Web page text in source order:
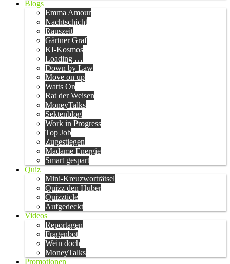
Blogs
Emma Amour
Nachtschicht
Rauszeit
Gärtner Graf
KI-Kosmos
Loading …
Down by Law
Move on up
Watts On
Rat der Weisen
MoneyTalks
Sektenblog
Work in Progress
Top Job
Zugestiegen
Madame Energie
Smart gespart
Quiz
Mini-Kreuzworträtsel
Quizz den Huber
Quizzticle
Aufgedeckt
Videos
Reportagen
Fragenbot
Wein doch
MoneyTalks
Promotionen